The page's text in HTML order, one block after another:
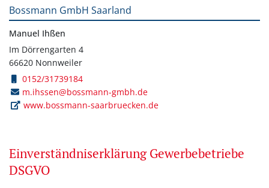
Bossmann GmbH Saarland
Manuel Ihßen
Im Dörrengarten 4
66620 Nonnweiler
0152/31739184
m.ihssen@bossmann-gmbh.de
www.bossmann-saarbruecken.de
Einverständniserklärung Gewerbebetriebe
DSGVO